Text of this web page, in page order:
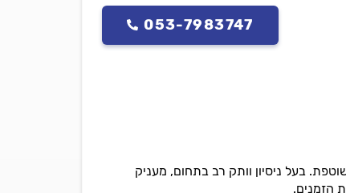
053-7983747
בעל ניסיון וותק רב בתחום, מעניק
הזמנים.